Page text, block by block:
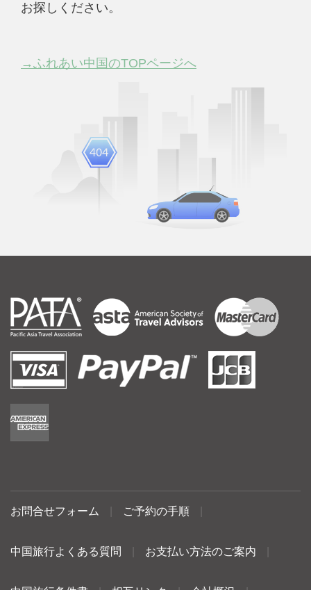
お探しください。
→ふれあい中国のTOPページへ
お問合せフォーム ご予約の手順
中国旅行よくある質問 お支払い方法のご案内